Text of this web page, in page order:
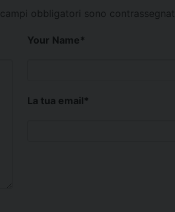
I campi obbligatori sono contrassegnati
Your Name*
La tua email*